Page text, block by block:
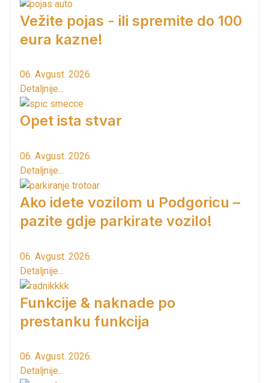
Vežite pojas - ili spremite do 100
eura kazne!
06. Avgust. 2026.
Detaljnije...
Opet ista stvar
06. Avgust. 2026.
Detaljnije...
Ako idete vozilom u Podgoricu –
pazite gdje parkirate vozilo!
06. Avgust. 2026.
Detaljnije...
Funkcije & naknade po
prestanku funkcija
06. Avgust. 2026.
Detaljnije...